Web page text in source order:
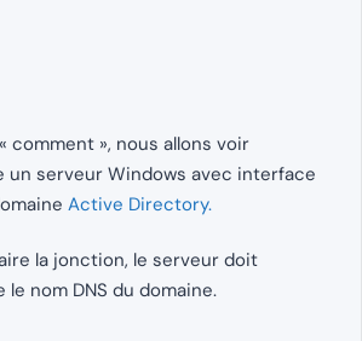
comment », nous allons voir
un serveur Windows avec interface
Active Directory.
la jonction, le serveur doit
nom DNS du domaine.